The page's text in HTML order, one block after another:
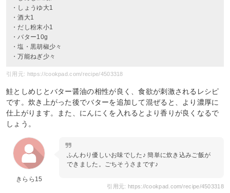
・しょうゆ大1
・酒大1
・だし粉末小1
・バター10g
・塩・黒胡椒少々
・万能ねぎ少々
引用元: https://cookpad.com/recipe/4503318
鮭としめじとバター醤油の相性が良く、食欲が刺激されるレシピ
です。炊き上がった後でバターを追加して混ぜると、より濃厚に
仕上がります。また、にんにくを入れるとより香りが良くなるで
しょう。
きらら15
ふんわり優しいお味でした♪ 簡単に炊き込みご飯が
できました。ごちそうさまです♪
引用元: https://cookpad.com/recipe/4503318